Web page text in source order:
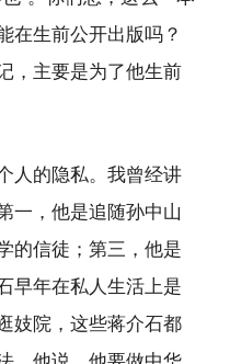
在生前公开出版吗？
，主要是为了他生前
人的隐私。我曾经讲
一，他是追随孙中山
的信徒；第三，他是
早年在私人生活上是
妓院，这些蒋介石都